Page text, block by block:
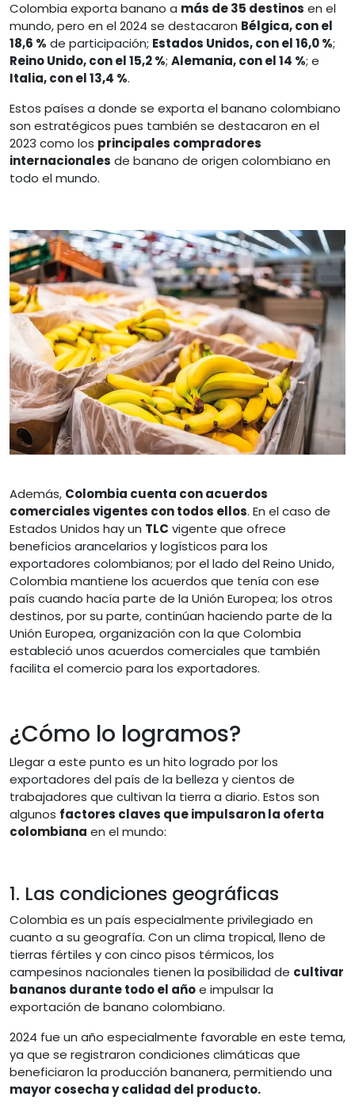
Colombia exporta banano a más de 35 destinos en el
mundo, pero en el 2024 se destacaron Bélgica, con el
18,6 % de participación; Estados Unidos, con el 16,0 %;
Reino Unido, con el 15,2 %; Alemania, con el 14 %; e
Italia, con el 13,4 %.
Estos países a donde se exporta el banano colombiano
son estratégicos pues también se destacaron en el
2023 como los principales compradores
internacionales de banano de origen colombiano en
todo el mundo.
Además, Colombia cuenta con acuerdos
comerciales vigentes con todos ellos. En el caso de
Estados Unidos hay un TLC vigente que ofrece
beneficios arancelarios y logísticos para los
exportadores colombianos; por el lado del Reino Unido,
Colombia mantiene los acuerdos que tenía con ese
país cuando hacía parte de la Unión Europea; los otros
destinos, por su parte, continúan haciendo parte de la
Unión Europea, organización con la que Colombia
estableció unos acuerdos comerciales que también
facilita el comercio para los exportadores.
¿Cómo lo logramos?
Llegar a este punto es un hito logrado por los
exportadores del país de la belleza y cientos de
trabajadores que cultivan la tierra a diario. Estos son
algunos factores claves que impulsaron la oferta
colombiana en el mundo:
1. Las condiciones geográficas
Colombia es un país especialmente privilegiado en
cuanto a su geografía. Con un clima tropical, lleno de
tierras fértiles y con cinco pisos térmicos, los
campesinos nacionales tienen la posibilidad de cultivar
bananos durante todo el añoe impulsar la
exportación de banano colombiano.
2024 fue un año especialmente favorable en este tema,
ya que se registraron condiciones climáticas que
beneficiaron la producción bananera, permitiendo una
mayor cosecha y calidad del producto.